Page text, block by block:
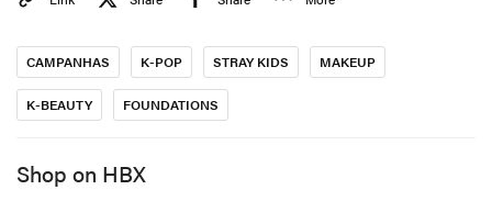
CAMPANHAS K-POP STRAY KIDS MAKEUP
K-BEAUTY FOUNDATIONS
Shop on HBX